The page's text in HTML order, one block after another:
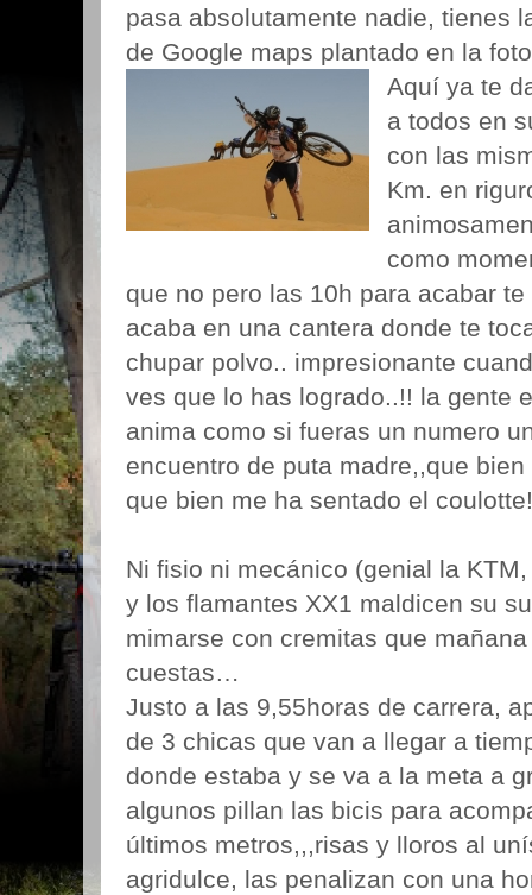
pasa absolutamente nadie, tienes
de Google maps plantado en la
Aquí ya te
a todos en
con las
Km. en
como
que no pero las 10h para acabar
acaba en una cantera donde te
chupar polvo.. impresionante
ves que lo has logrado..!! la gente
anima como si fueras un numero
encuentro de puta madre,,que
que bien me ha sentado el
Ni fisio ni mecánico (genial la
y los flamantes XX1 maldicen su
mimarse con cremitas que
cuestas…
Justo a las 9,55horas de carrera,
de 3 chicas que van a llegar a
donde estaba y se va a la meta a
algunos pillan las bicis para
últimos metros,,,risas y lloros al
agridulce, las penalizan con una